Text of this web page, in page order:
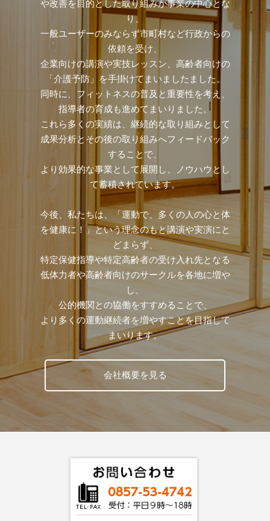
や改善を目的とした取り組みが事業の中心とな
り、
一般ユーザーのみならず市町村など行政からの
依頼を受け、
企業向けの講演や実技レッスン、高齢者向けの
「介護予防」を手掛けてまいましたました。
同時に、フィットネスの普及と重要性を考え、
指導者の育成も進めてまいりました。
これら多くの実績は、継続的な取り組みとして
成果分析とその後の取り組みへフィードバック
することで、
より効果的な事業として展開し、ノウハウとし
て蓄積されています。
今後、私たちは、「運動で、多くの人の心と体
を健康に！」という理念のもと講演や実演にと
どまらず、
特定保健指導や特定高齢者の受け入れ先となる
低体力者や高齢者向けのサークルを各地に増や
し、
公的機関との協働をすすめることで、
より多くの運動継続者を増やすことを目指して
まいります。
会社概要を見る